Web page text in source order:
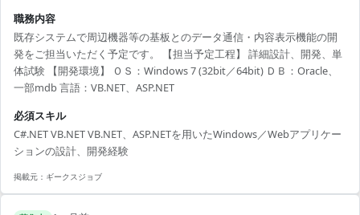
職務内容
既存システムで周辺機器等の基板とのデータ通信・内容表示機能の開
発をご担当いただく予定です。 【担当予定工程】 詳細設計、開発、単
体試験 【開発環境】 ＯＳ：Windows 7 (32bit／64bit) ＤＢ：Oracle、
一部mdb 言語：VB.NET、ASP.NET
必須スキル
C#.NET VB.NET VB.NET、ASP.NETを用いたWindows／Webアプリケー
ションの設計、開発経験
掲載元： ギークスジョブ